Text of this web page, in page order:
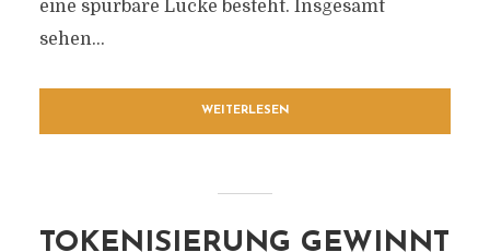
eine spürbare Lücke besteht. Insgesamt
sehen...
WEITERLESEN
TOKENISIERUNG GEWINNT